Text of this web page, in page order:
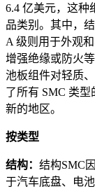
6.4 亿美元，这种
品类别。其中，
A 级则用于外观
增强绝缘或防火
池板组件对轻质
了所有 SMC 类
新的地区。
按类型
结构： 结构SMC
于汽车底盘、电